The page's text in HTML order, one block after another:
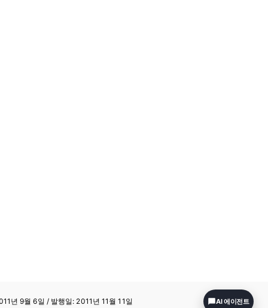
년 9월 6일 / 발행일: 2011년 11월 11일 AI 에이전트